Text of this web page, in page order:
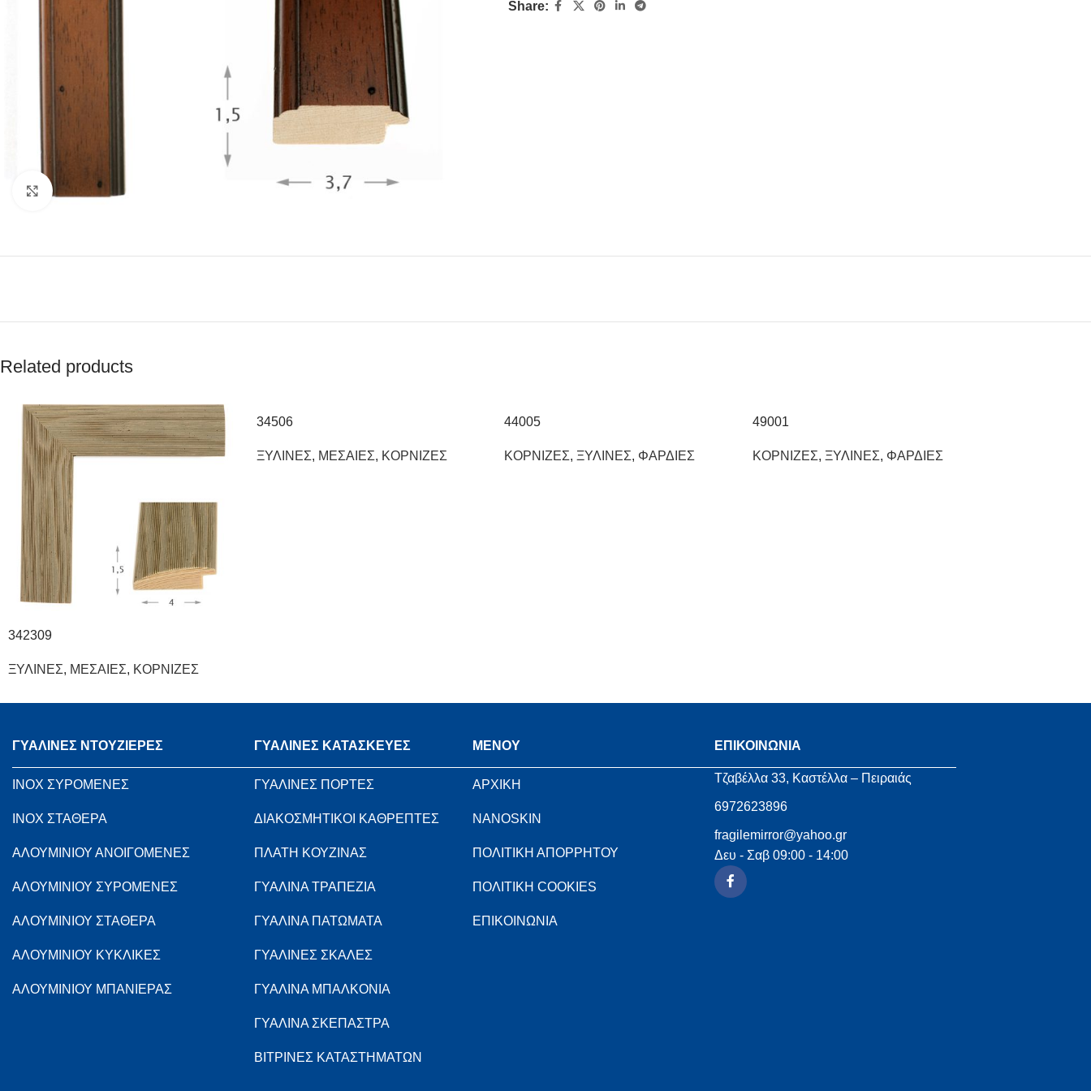
Click to enlarge
Share:
Related products
342309
ΞΥΛΙΝΕΣ, ΜΕΣΑΙΕΣ, ΚΟΡΝΙΖΕΣ
34506
ΞΥΛΙΝΕΣ, ΜΕΣΑΙΕΣ, ΚΟΡΝΙΖΕΣ
44005
ΚΟΡΝΙΖΕΣ, ΞΥΛΙΝΕΣ, ΦΑΡΔΙΕΣ
49001
ΚΟΡΝΙΖΕΣ, ΞΥΛΙΝΕΣ, ΦΑΡΔΙΕΣ
ΓΥΑΛΙΝΕΣ ΝΤΟΥΖΙΕΡΕΣ
INOX ΣΥΡΟΜΕΝΕΣ
INOX ΣΤΑΘΕΡΑ
ΑΛΟΥΜΙΝΙΟΥ ΑΝΟΙΓΟΜΕΝΕΣ
ΑΛΟΥΜΙΝΙΟΥ ΣΥΡΟΜΕΝΕΣ
ΑΛΟΥΜΙΝΙΟΥ ΣΤΑΘΕΡΑ
ΑΛΟΥΜΙΝΙΟΥ ΚΥΚΛΙΚΕΣ
ΑΛΟΥΜΙΝΙΟΥ ΜΠΑΝΙΕΡΑΣ
ΓΥΑΛΙΝΕΣ ΚΑΤΑΣΚΕΥΕΣ
ΓΥΑΛΙΝΕΣ ΠΟΡΤΕΣ
ΔΙΑΚΟΣΜΗΤΙΚΟΙ ΚΑΘΡΕΠΤΕΣ
ΠΛΑΤΗ ΚΟΥΖΙΝΑΣ
ΓΥΑΛΙΝΑ ΤΡΑΠΕΖΙΑ
ΓΥΑΛΙΝΑ ΠΑΤΩΜΑΤΑ
ΓΥΑΛΙΝΕΣ ΣΚΑΛΕΣ
ΓΥΑΛΙΝΑ ΜΠΑΛΚΟΝΙΑ
ΓΥΑΛΙΝΑ ΣΚΕΠΑΣΤΡΑ
ΒΙΤΡΙΝΕΣ ΚΑΤΑΣΤΗΜΑΤΩΝ
MENOY
ΑΡΧΙΚΗ
NANOSKIN
ΠΟΛΙΤΙΚΗ ΑΠΟΡΡΗΤΟΥ
ΠΟΛΙΤΙΚΗ COOKIES
ΕΠΙΚΟΙΝΩΝΙΑ
ΕΠΙΚΟΙΝΩΝΙΑ
Τζαβέλλα 33, Καστέλλα – Πειραιάς
6972623896
fragilemirror@yahoo.gr
Δευ - Σαβ 09:00 - 14:00